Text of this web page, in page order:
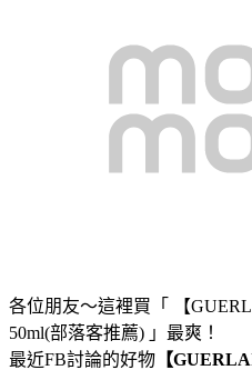
各位朋友～這裡買「 【
50ml(部落客推薦) 」最爽！
最近FB討論的好物 【